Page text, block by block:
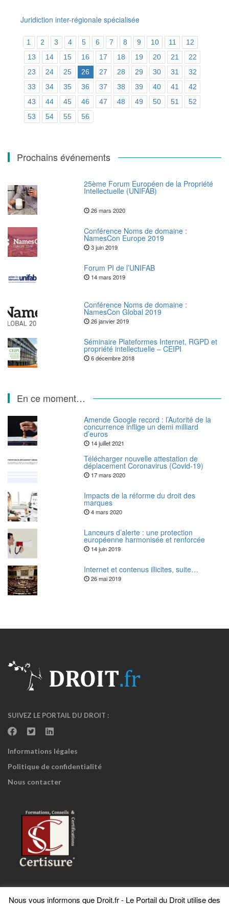
Juridiction inter-régionale spécialisée
1 2 3 4 5 6 7 8 9 10 11
12
13
14 15 16 17 18 19 20 21
22
23
24 25 26 27 28 29 30 31
32
33
34 35 36 37 38 39 40 41
42
43
44 45 46 47 48 49 50 51
52
53
54 55 56
Prochains événements
25ème Forum Européen de la Propriété
Intellectuelle (UNIFAB)
26 mars 2020
Conférence Noms de domaine :
NamesCon Europe 2019
3 juin 2019
Forum PI de l’UNIFAB
14 mars 2019
Conférence Noms de domaine :
NamesCon Global 2019
26 janvier 2019
Séminaire Plateformes Internet, RGPD et
propriété intellectuelle – CEIPI
6 décembre 2018
En ce moment…
Amende Google record : l’Autorité de la
concurrence inflige un demi milliard
d’euros
14 juillet 2021
Télécharger nouvelle attestation de
déplacement Coronavirus (Covid-19)
17 mars 2020
Impacts de la réforme du droit des
marques
4 mars 2020
Lanceurs d’alerte : une protection
européenne harmonisée et renforcée
14 juin 2019
Internet et contenus illicites, suite…
26 mai 2019
SUIVEZ LE PORTAIL DU DROIT :
Informations légales
Politique de confidentialité
Nous contacter
Nous vous informons que Droit.fr - Le Portail du Droit utilise des